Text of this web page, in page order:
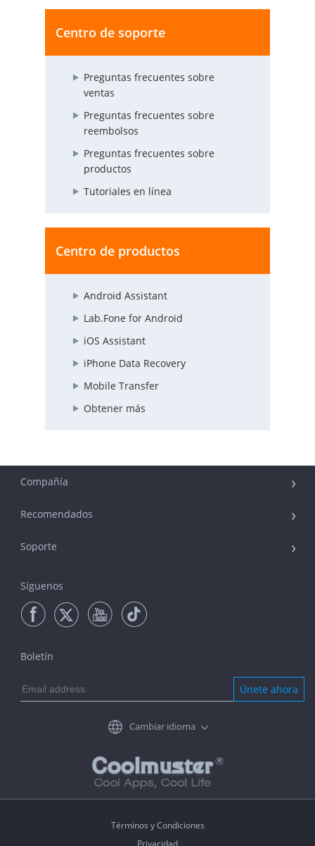
Centro de soporte
Preguntas frecuentes sobre
ventas
Preguntas frecuentes sobre
reembolsos
Preguntas frecuentes sobre
productos
Tutoriales en línea
Centro de productos
Android Assistant
Lab.Fone for Android
iOS Assistant
iPhone Data Recovery
Mobile Transfer
Obtener más
Compañía
Recomendados
Soporte
Síguenos
Boletín
Únete ahora
Cambiar idioma
Términos y Condiciones
Privacidad